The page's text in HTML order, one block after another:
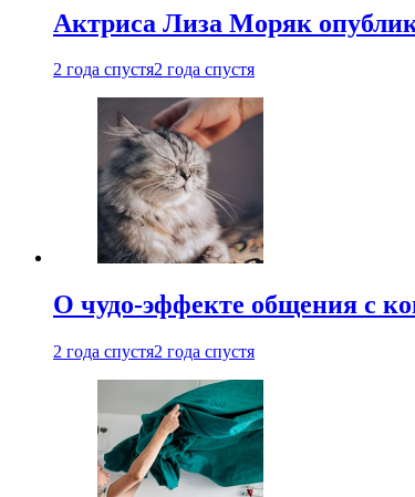
Актриса Лиза Моряк
2 года спустя2 года спустя
О чудо-эффекте общения с
2 года спустя2 года спустя